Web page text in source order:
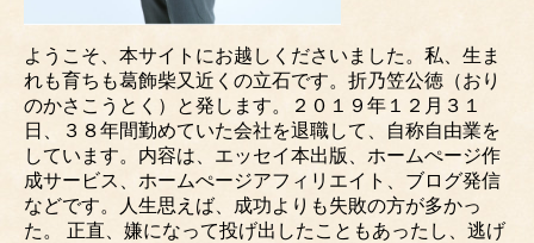
ようこそ、本サイトにお越しくださいました。私、生ま
れも育ちも葛飾柴又近くの立石です。折乃笠公徳（おり
のかさこうとく）と発します。２０１９年１２月３１
日、３８年間勤めていた会社を退職して、自称自由業を
しています。内容は、エッセイ本出版、ホームぺージ作
成サービス、ホームぺージアフィリエイト、ブログ発信
などです。人生思えば、成功よりも失敗の方が多かっ
た。 正直、嫌になって投げ出したこともあったし、逃げ